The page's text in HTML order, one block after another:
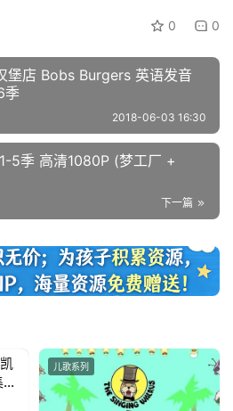
0 0
堡店 Bobs Burgers 英语发音
季
2018-06-03 16:30
5季 高清1080P (梦工厂 +
下一篇
儿歌系列